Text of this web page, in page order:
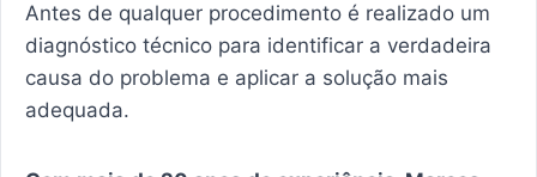
Antes de qualquer procedimento é realizado um
diagnóstico técnico para identificar a verdadeira
causa do problema e aplicar a solução mais
adequada.